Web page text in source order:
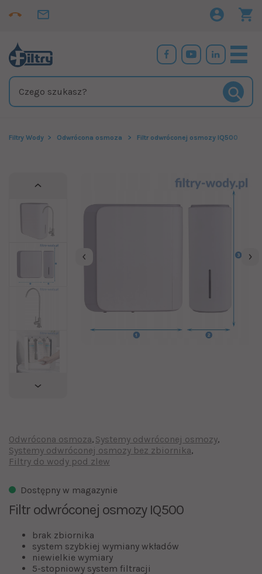
Filtry Wody Odwrócona osmoza Filtr odwróconej osmozy IQ500
Odwrócona osmoza Systemy odwróconej osmozy
Systemy odwróconej osmozy bez zbiornika
Filtry do wody pod zlew
Dostępny w magazynie
Filtr odwróconej osmozy IQ500
brak zbiornika
system szybkiej wymiany wkładów
niewielkie wymiary
5-stopniowy system filtracji